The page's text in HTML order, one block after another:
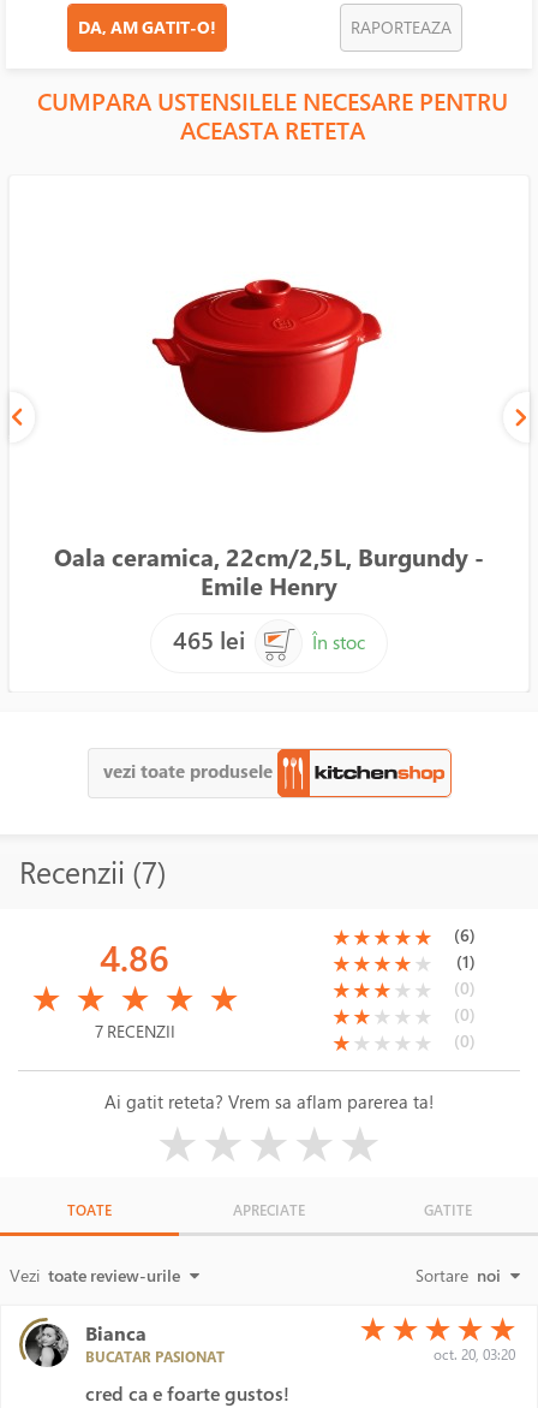
DA, AM GATIT-O! RAPORTEAZA
CUMPARA USTENSILELE NECESARE PENTRU
ACEASTA RETETA
Oala ceramica, 22cm/2,5L, Burgundy -
Emile Henry
465 lei
În stoc
vezi toate produsele
Recenzii (7)
4.86
★ ★ ★ ★ ★
7 RECENZII
(*)
★(*)
★(*)
★(*)
★(*)
★ (6)
(*)
★(*)
★(*)
★(*)
★( )
★ (1)
(*)
★(*)
★(*)
★( )
★ ( )
★ (0)
(*)
★(*)
★( )
★ ( )
★ ( )
★ (0)
(*)
★( )
★ ( )
★ ( )
★ ( )
★ (0)
Ai gatit reteta? Vrem sa aflam parerea ta!
★★★★★
TOATE APRECIATE GATITE
Vezi toate review-urile Sortare noi
Bianca
BUCATAR PASIONAT
(*)
★ (*)
★ (*)
★ (*)
★ (*)
★
oct. 20, 03:20
cred ca e foarte gustos!